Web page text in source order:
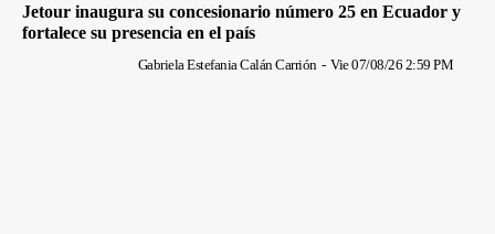
Jetour inaugura su concesionario número 25 en Ecuador y
fortalece su presencia en el país
Gabriela Estefania Calán Carrión - Vie 07/08/26 2:59 PM